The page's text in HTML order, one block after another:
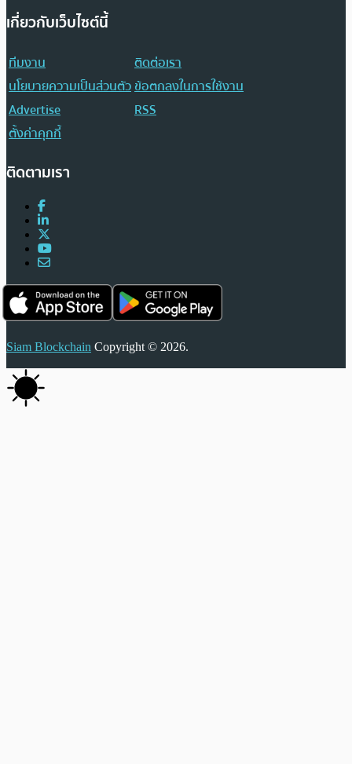
เกี่ยวกับเว็บไซต์นี้
ทีมงาน
ติดต่อเรา
นโยบายความเป็นส่วนตัวข้อตกลงในการใช้งาน
Advertise
RSS
ตั้งค่าคุกกี้
ติดตามเรา
Siam Blockchain Copyright © 2026.